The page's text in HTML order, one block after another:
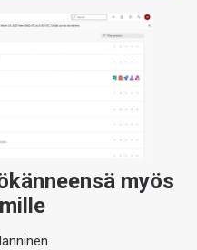
myös